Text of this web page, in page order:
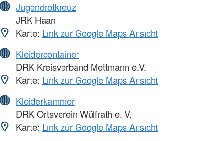
Jugendrotkreuz
JRK Haan
Karte: Link zur Google Maps Ansicht
Kleidercontainer
DRK Kreisverband Mettmann e.V.
Karte: Link zur Google Maps Ansicht
Kleiderkammer
DRK Ortsverein Wülfrath e. V.
Karte: Link zur Google Maps Ansicht